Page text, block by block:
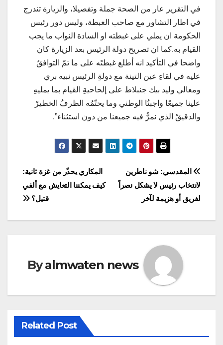
في التقرير عار من الصحة جملة وتفصيلا، والزيارة تندرج
في اطار التشاور مع صاحب الغبطة، وليس دور رئيس
الحكومة ان يملي على غبطته او السادة النواب ما يجب
القيام به.كما ان تصريح دولة الرئيس بعد الزيارة كان
واضحا في التأكيد انه أطلع غبطتَه على ما تمّ التوافقُ
عليه في لقاءِ عين التينة مع دولةِ الرئيس نبيه بري
ومعالي وليد بيك جنبلاط على إلحاحيةِ القيام بما يمليهِ
علينا جميعًا واجبنُا الوطني وما يحتّمُه الظرفُ الخطيرْ
والدقيقْ الذي نمرُّ فيه جميعنا من دون استثناء”.
Post
navigation
المكاري يحذّر من غزة ثانية:
كيف يمكننا التعايش مع ألفي
قتيل؟
المقدسي: شو ناطرين
لانتخاب رئيس لا يشكل نصراً
لفريق أو هزيمة لآخر
Byalmwaten news
Related Post